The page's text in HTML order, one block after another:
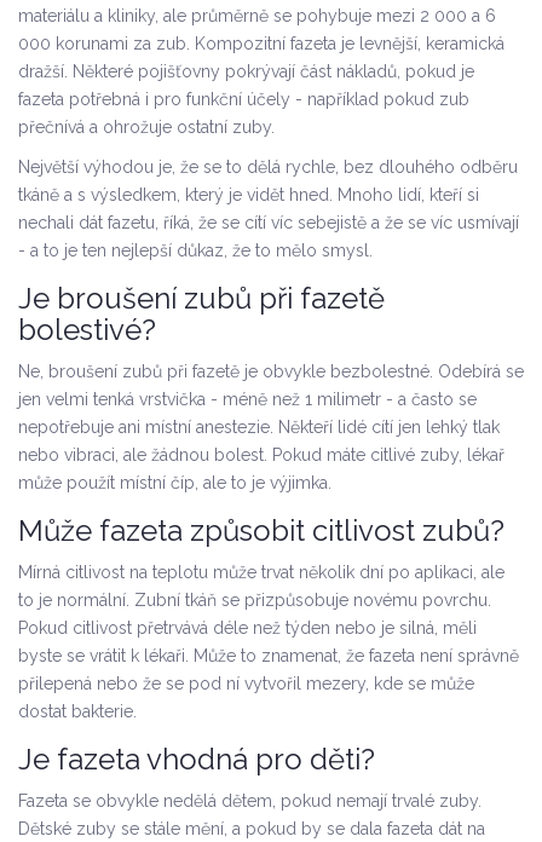
materiálu a kliniky, ale průměrně se pohybuje mezi 2 000 a 6
000 korunami za zub. Kompozitní fazeta je levnější, keramická
dražší. Některé pojišťovny pokrývají část nákladů, pokud je
fazeta potřebná i pro funkční účely - například pokud zub
přečnívá a ohrožuje ostatní zuby.
Největší výhodou je, že se to dělá rychle, bez dlouhého odběru
tkáně a s výsledkem, který je vidět hned. Mnoho lidí, kteří si
nechali dát fazetu, říká, že se cítí víc sebejistě a že se víc usmívají
- a to je ten nejlepší důkaz, že to mělo smysl.
Je broušení zubů při fazetě
bolestivé?
Ne, broušení zubů při fazetě je obvykle bezbolestné. Odebírá se
jen velmi tenká vrstvička - méně než 1 milimetr - a často se
nepotřebuje ani místní anestezie. Někteří lidé cítí jen lehký tlak
nebo vibraci, ale žádnou bolest. Pokud máte citlivé zuby, lékař
může použít místní číp, ale to je výjimka.
Může fazeta způsobit citlivost zubů?
Mírná citlivost na teplotu může trvat několik dní po aplikaci, ale
to je normální. Zubní tkáň se přizpůsobuje novému povrchu.
Pokud citlivost přetrvává déle než týden nebo je silná, měli
byste se vrátit k lékaři. Může to znamenat, že fazeta není správně
přilepená nebo že se pod ní vytvořil mezery, kde se může
dostat bakterie.
Je fazeta vhodná pro děti?
Fazeta se obvykle nedělá dětem, pokud nemají trvalé zuby.
Dětské zuby se stále mění, a pokud by se dala fazeta dát na